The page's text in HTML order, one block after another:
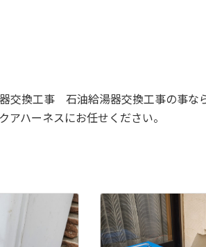
交換工事 石油給湯器交換工事の事な
アハーネスにお任せください。